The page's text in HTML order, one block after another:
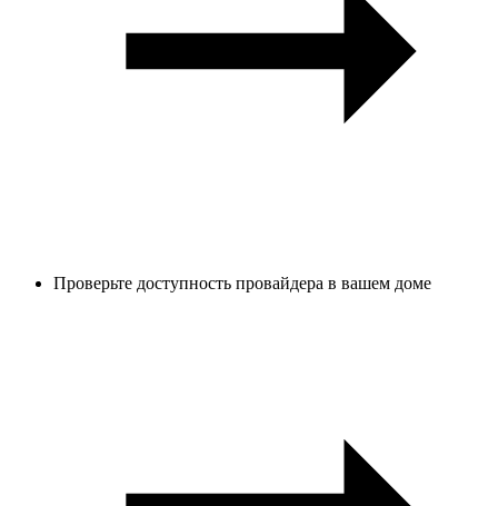
Проверьте доступность провайдера в вашем доме